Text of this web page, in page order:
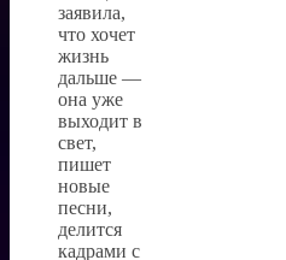
заявила,
что хочет
жизнь
дальше —
она уже
выходит в
свет,
пишет
новые
песни,
делится
кадрами с